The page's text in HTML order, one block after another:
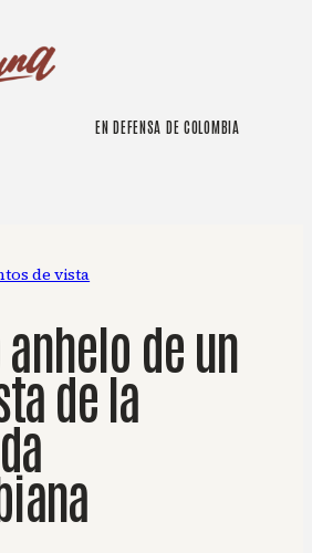
EN DEFENSA DE COLOMBIA
de vista
anhelo de un
de la